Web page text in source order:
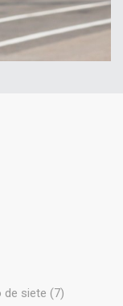
de siete (7)